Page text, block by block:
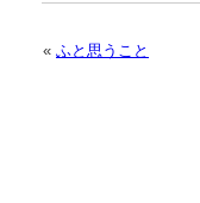
« ふと思うこと